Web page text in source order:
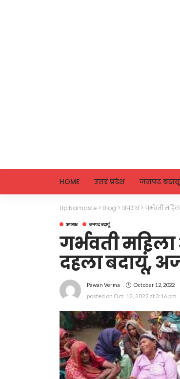
HOME उत्तर प्रदेश जनपद बदायूं
Up Namaste > Blog > अपराध> गर्भवती
अपराध जनपद बदायूं
गर्भवती
दहला बदायूं,
Pawan Verma October 12, 2022
posted on Oct. 12, 2022 at 3:16 pm